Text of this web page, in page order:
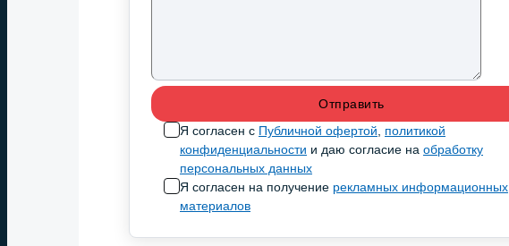
Я согласен с Публичной офертой
политикой
конфиденциальности и даю согласие на обработку
персональных данных
Я согласен на получение рекламных информационных
материалов